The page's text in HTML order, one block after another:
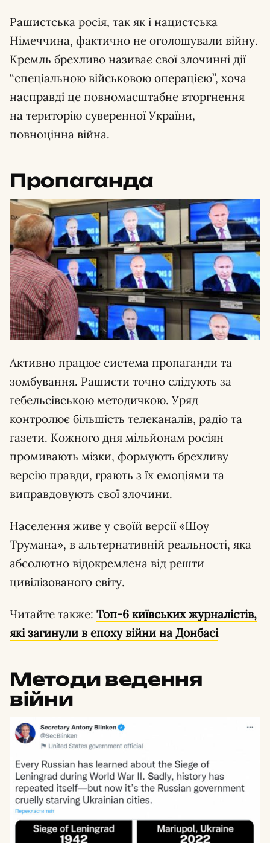
Рашистська росія, так як і нацистська
Німеччина, фактично не оголошували війну.
Кремль брехливо називає свої злочинні дії
“спеціальною військовою операцією”, хоча
насправді це повномасштабне вторгнення
на територію суверенної України,
повноцінна війна.
Пропаганда
Активно працює система пропаганди та
зомбування. Рашисти точно слідують за
гебельсівською методичкою. Уряд
контролює більшість телеканалів, радіо та
газети. Кожного дня мільйонам росіян
промивають мізки, формують брехливу
версію правди, грають з їх емоціями та
виправдовують свої злочини.
Населення живе у своїй версії «Шоу
Трумана», в альтернативній реальності, яка
абсолютно відокремлена від решти
цивілізованого світу.
Читайте также: Топ-6 київських журналістів,
які загинули в епоху війни на Донбасі
Методи ведення
війни